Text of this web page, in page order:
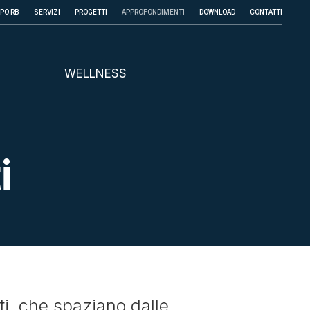
RB SERVIZI PROGETTI APPROFONDIMENTI DOWNLOAD CONTATTI
WELLNESS
che spaziano dalle